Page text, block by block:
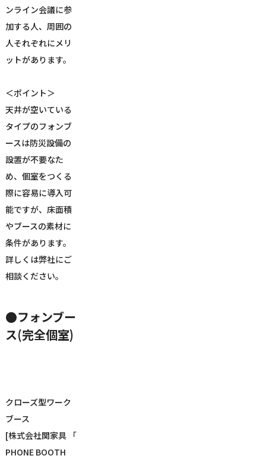
ンライン会議に参
加する人、周囲の
人それぞれにメリ
ットがあります。
＜ポイント＞
天井が空いている
タイプのフォンブ
ースは防災設備の
設置が不要なた
め、個室をつくる
際に容易に導入可
能ですが、床面積
やブースの素材に
条件があります。
詳しくは弊社にご
相談ください。
●フォンブー
ス(完全個室)
クローズ型ワーク
ブース
[株式会社関家具 「
PHONE BOOTH